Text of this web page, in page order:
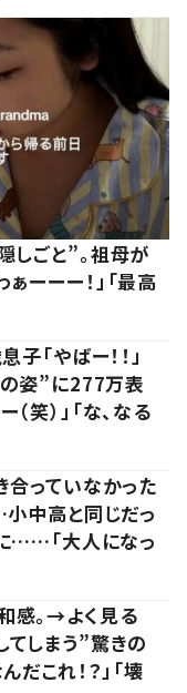
ごと”。祖母が
ーーー！」「最高
「やばー！！」
姿”に277万表
笑）」「な、なる
合っていなかった
中高と同じだっ
……「大人になっ
感。→よく見る
しまう”驚きの
これ！？」「壊